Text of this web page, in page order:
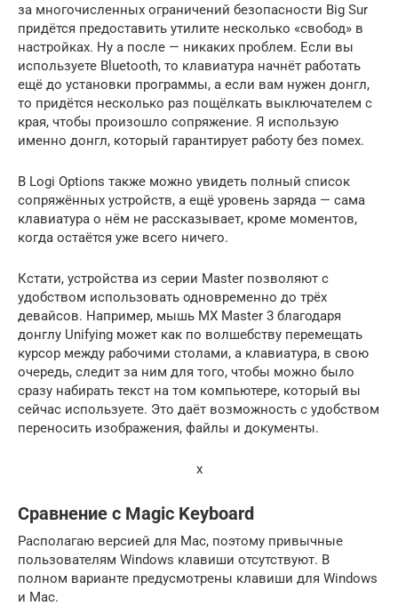
за многочисленных ограничений безопасности Big Sur
придётся предоставить утилите несколько «свобод» в
настройках. Ну а после — никаких проблем. Если вы
используете Bluetooth, то клавиатура начнёт работать
ещё до установки программы, а если вам нужен донгл,
то придётся несколько раз пощёлкать выключателем с
края, чтобы произошло сопряжение. Я использую
именно донгл, который гарантирует работу без помех.
В Logi Options также можно увидеть полный список
сопряжённых устройств, а ещё уровень заряда — сама
клавиатура о нём не рассказывает, кроме моментов,
когда остаётся уже всего ничего.
Кстати, устройства из серии Master позволяют с
удобством использовать одновременно до трёх
девайсов. Например, мышь MX Master 3 благодаря
донглу Unifying может как по волшебству перемещать
курсор между рабочими столами, а клавиатура, в свою
очередь, следит за ним для того, чтобы можно было
сразу набирать текст на том компьютере, который вы
сейчас используете. Это даёт возможность с удобством
переносить изображения, файлы и документы.
x
Сравнение с Magic Keyboard
Располагаю версией для Mac, поэтому привычные
пользователям Windows клавиши отсутствуют. В
полном варианте предусмотрены клавиши для Windows
и Mac.